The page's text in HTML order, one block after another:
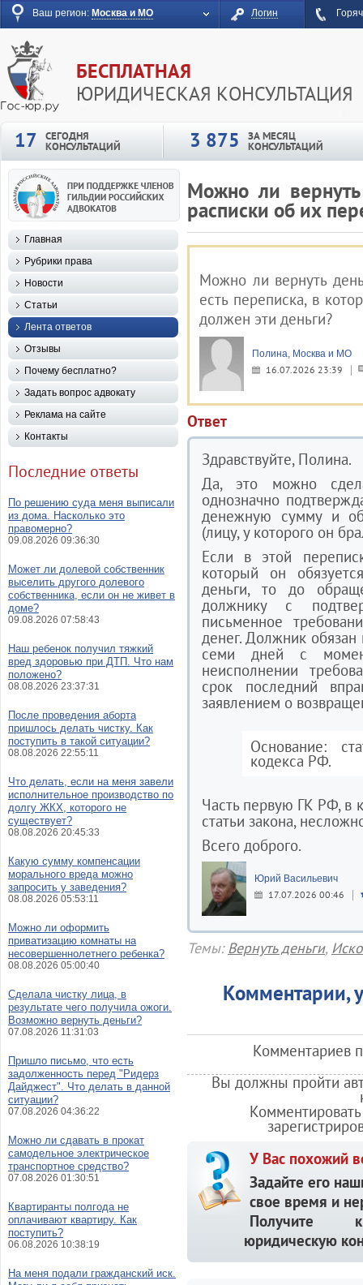
Ваш регион: Москва и МО Логин
БЕСПЛАТНАЯ
ЮРИДИЧЕСКАЯ КОНСУЛЬТАЦИЯ
17
СЕГОДНЯ
КОНСУЛЬТАЦИЙ 3 875 ЗА МЕСЯЦ
КОНСУЛЬТАЦИЙ
Можно ли
расписки об их
Можно ли вернуть
есть переписка, в
должен эти деньги?
Полина, Москва и МО
16.07.2026 23:39
Ответ
Здравствуйте, Полина.
Да, это можно
однозначно
денежную сумму и
(лицу, у которого он
Если в этой
который он
деньги, то до
должнику с
письменное
денег. Должник обязан
семи дней с
неисполнении
срок последний
заявлением о
Основание:
кодекса РФ.
Часть первую ГК РФ, в
статьи закона,
Всего доброго.
Юрий Васильевич
17.07.2026 00:46
Темы:Вернуть деньги,
Комментарии,
Комментариев
Вы должны пройти
У Вас похожий
Задайте его
свое время и
Получите
юридическую
Главная
Рубрики права
Новости
Статьи
Лента ответов
Отзывы
Почему бесплатно?
Задать вопрос адвокату
Реклама на сайте
Контакты
Последние ответы
По решению суда меня выписали
из дома. Насколько это
правомерно?
09.08.2026 09:36:30
Может ли долевой собственник
выселить другого долевого
собственника, если он не живет в
доме?
09.08.2026 07:58:43
Наш ребенок получил тяжкий
вред здоровью при ДТП. Что нам
положено?
08.08.2026 23:37:31
После проведения аборта
пришлось делать чистку. Как
поступить в такой ситуации?
08.08.2026 22:55:11
Что делать, если на меня завели
исполнительное производство по
долгу ЖКХ, которого не
существует?
08.08.2026 20:45:33
Какую сумму компенсации
морального вреда можно
запросить у заведения?
08.08.2026 05:53:11
Можно ли оформить
приватизацию комнаты на
несовершеннолетнего ребенка?
08.08.2026 05:00:40
Сделала чистку лица, в
результате чего получила ожоги.
Возможно вернуть деньги?
07.08.2026 11:31:03
Пришло письмо, что есть
задолженность перед "Ридерз
Дайджест". Что делать в данной
ситуации?
07.08.2026 04:36:22
Можно ли сдавать в прокат
самодельное электрическое
транспортное средство?
07.08.2026 01:30:51
Квартиранты полгода не
оплачивают квартиру. Как
поступить?
06.08.2026 10:38:19
На меня подали гражданский иск.